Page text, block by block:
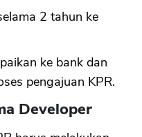
2 tahun ke
ke bank dan
pengajuan KPR.
Developer